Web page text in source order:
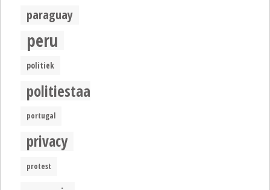
paraguay
peru
politiek
politiestaat
portugal
privacy
protest